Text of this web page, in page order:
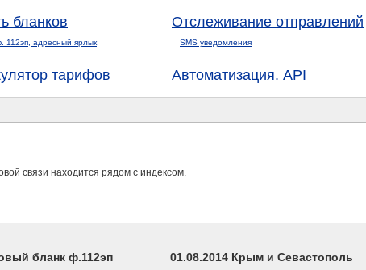
бланков
112эп, адресный ярлык
Отслеживание отправлений
SMS уведомления
тарифов Автоматизация. API
связи находится рядом с индексом.
бланк ф.112эп 01.08.2014 Крым и Севастополь